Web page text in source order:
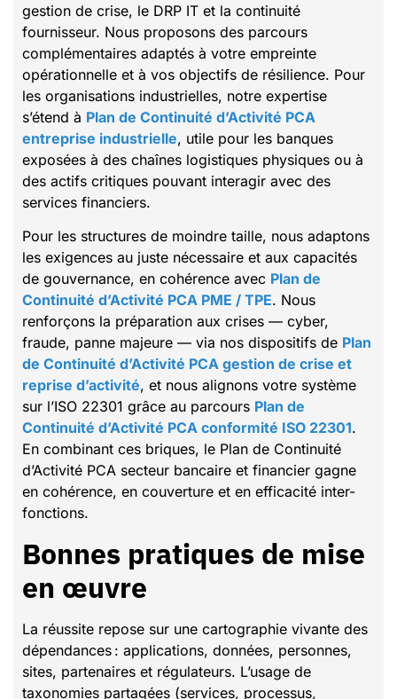
gestion de crise, le DRP IT et la continuité
fournisseur. Nous proposons des parcours
complémentaires adaptés à votre empreinte
opérationnelle et à vos objectifs de résilience. Pour
les organisations industrielles, notre expertise
s’étend à Plan de Continuité d’Activité PCA
entreprise industrielle, utile pour les banques
exposées à des chaînes logistiques physiques ou à
des actifs critiques pouvant interagir avec des
services financiers.
Pour les structures de moindre taille, nous adaptons
les exigences au juste nécessaire et aux capacités
de gouvernance, en cohérence avec Plan de
Continuité d’Activité PCA PME / TPE. Nous
renforçons la préparation aux crises — cyber,
fraude, panne majeure — via nos dispositifs de Plan
de Continuité d’Activité PCA gestion de crise et
reprise d’activité, et nous alignons votre système
sur l’ISO 22301 grâce au parcours Plan de
Continuité d’Activité PCA conformité ISO 22301.
En combinant ces briques, le Plan de Continuité
d’Activité PCA secteur bancaire et financier gagne
en cohérence, en couverture et en efficacité inter-
fonctions.
Bonnes pratiques de mise
en œuvre
La réussite repose sur une cartographie vivante des
dépendances : applications, données, personnes,
sites, partenaires et régulateurs. L’usage de
taxonomies partagées (services, processus,